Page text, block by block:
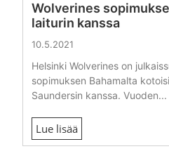
Wolverines
laiturin kanssa
10.5.2021
Helsinki Wolverines on
sopimuksen Bahamalta
Saundersin kanssa. Vuoden...
Lue lisää